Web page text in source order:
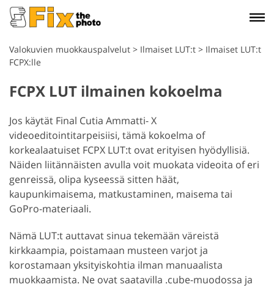
Valokuvien muokkauspalvelut > Ilmaiset LUT:t > Ilmaiset LUT:t
FCPX:lle
FCPX LUT ilmainen kokoelma
Jos käytät Final Cutia Ammatti- X
videoeditointitarpeisiisi, tämä kokoelma of
korkealaatuiset FCPX LUT:t ovat erityisen hyödyllisiä.
Näiden liitännäisten avulla voit muokata videoita of eri
genreissä, olipa kyseessä sitten häät,
kaupunkimaisema, matkustaminen, maisema tai
GoPro-materiaali.
Nämä LUT:t auttavat sinua tekemään väreistä
kirkkaampia, poistamaan musteen varjot ja
korostamaan yksityiskohtia ilman manuaalista
muokkaamista. Ne ovat saatavilla .cube-muodossa ja